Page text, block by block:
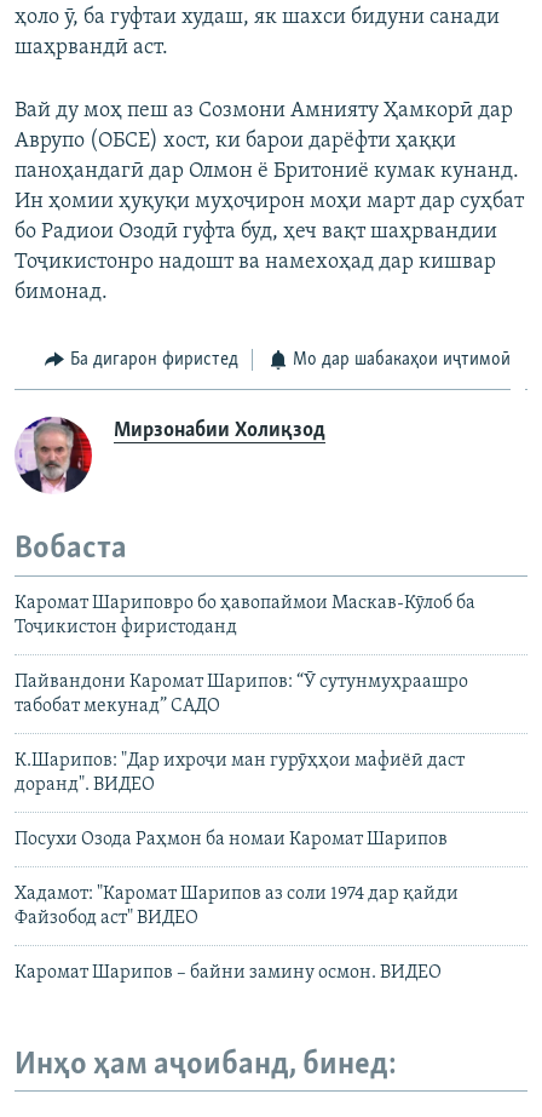
ҳоло ӯ, ба гуфтаи худаш, як шахси бидуни санади
шаҳрвандӣ аст.
Вай ду моҳ пеш аз Созмони Амнияту Ҳамкорӣ дар
Аврупо (ОБСЕ) хост, ки барои дарёфти ҳаққи
паноҳандагӣ дар Олмон ё Бритониё кумак кунанд.
Ин ҳомии ҳуқуқи муҳоҷирон моҳи март дар суҳбат
бо Радиои Озодӣ гуфта буд, ҳеч вақт шаҳрвандии
Тоҷикистонро надошт ва намехоҳад дар кишвар
бимонад.
Ба дигарон фиристед Мо дар шабакаҳои иҷтимоӣ
Мирзонабии Холиқзод
Вобаста
Каромат Шариповро бо ҳавопаймои Маскав-Кӯлоб ба
Тоҷикистон фиристоданд
Пайвандони Каромат Шарипов: “Ӯ сутунмуҳраашро
табобат мекунад” САДО
К.Шарипов: "Дар ихроҷи ман гурӯҳҳои мафиёӣ даст
доранд". ВИДЕО
Посухи Озода Раҳмон ба номаи Каромат Шарипов
Хадамот: "Каромат Шарипов аз соли 1974 дар қайди
Файзобод аст" ВИДЕО
Каромат Шарипов – байни замину осмон. ВИДЕО
Инҳо ҳам аҷоибанд, бинед: